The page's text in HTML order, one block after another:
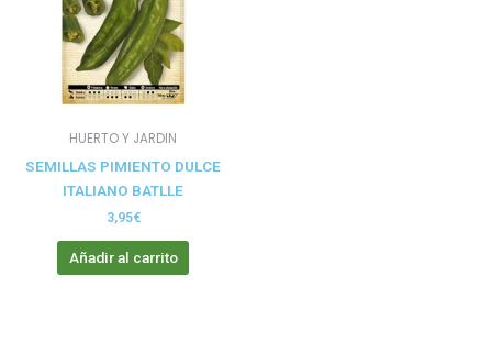
HUERTO Y JARDIN
SEMILLAS PIMIENTO DULCE
ITALIANO BATLLE
3,95€
Añadir al carrito